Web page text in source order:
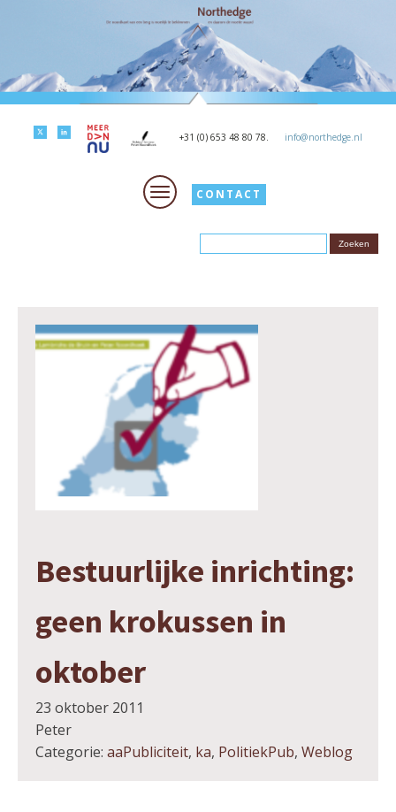
+31 (0) 653 48 80 78. info@northedge.nl
CONTACT
Bestuurlijke inrichting:
geen krokussen in
oktober
23 oktober 2011
Peter
Categorie: aaPubliciteit, ka, PolitiekPub, Weblog